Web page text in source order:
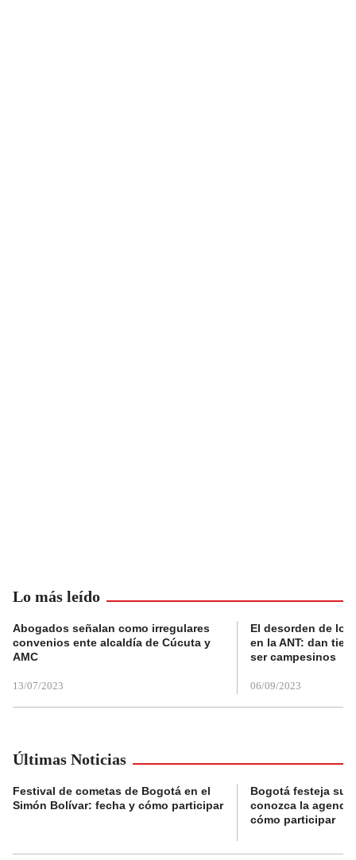
Lo más leído
Abogados señalan como irregulares
convenios ente alcaldía de Cúcuta y
AMC
13/07/2023
El desorden de
en la ANT: dan
ser campesinos
06/09/2023
Últimas Noticias
Festival de cometas de Bogotá en el
Simón Bolívar: fecha y cómo participar
Bogotá festeja su
conozca la
cómo participar